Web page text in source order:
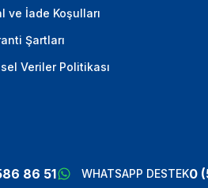
ve İade Koşulları
Şartları
Veriler Politikası
86 51 WHATSAPP DESTEK0